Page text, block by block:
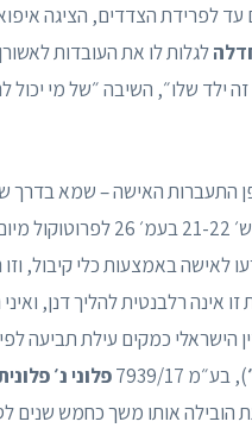
לפרידת הצדדים, הציגה
לגלות לו את העובדות
התעברות האישה – שמא בדרך
25.6.20). מחלוקת זו אינה רלבנטית
כמקים עילת תביעה לפיצוי
), בע״מ 7939/17 פלוני נ׳
אותו משך כחמש שנים